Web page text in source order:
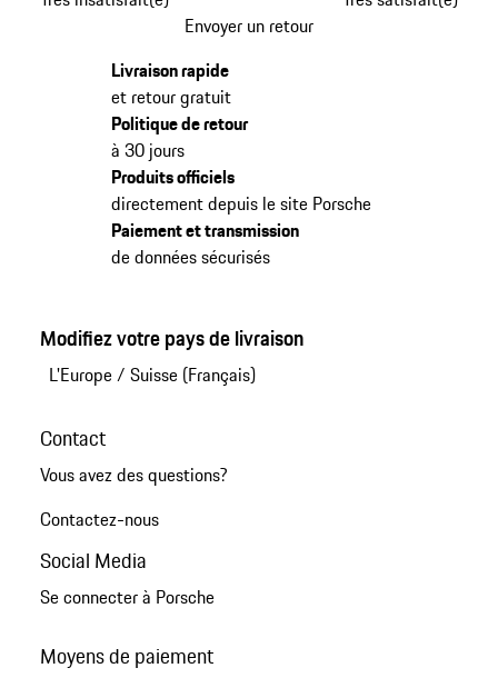
Envoyer un retour
Livraison rapide
et retour gratuit
Politique de retour
à 30 jours
Produits officiels
directement depuis le site Porsche
Paiement et transmission
de données sécurisés
Modifiez votre pays de livraison
L'Europe/ Suisse (Français)
Contact
Vous avez des questions?
Contactez-nous
Social Media
Se connecter à Porsche
Moyens de paiement